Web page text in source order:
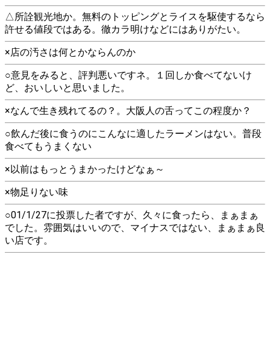
△所詮観光地か。無料のトッピングとライスを駆使するなら
許せる値段ではある。徹カラ明けなどにはありがたい。
×店の汚さは何とかならんのか
○意見をみると、評判悪いですネ。１回しか食べてないけ
ど、おいしいと思いました。
×なんで生き残れてるの？。大阪人の舌ってこの程度か？
○飲んだ後に食うのにこんなに適したラーメンはない。普段
食べてもうまくない
×以前はもっとうまかったけどなぁ～
×物足りない味
○01/1/27に投票した者ですが、久々に食ったら、まぁまぁ
でした。雰囲気はいいので、マイナスではない、まぁまぁ良
い店です。